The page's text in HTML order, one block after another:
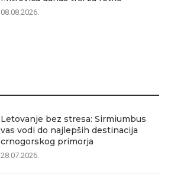
08.08.2026.
Letovanje bez stresa: Sirmiumbus
vas vodi do najlepših destinacija
crnogorskog primorja
28.07.2026.